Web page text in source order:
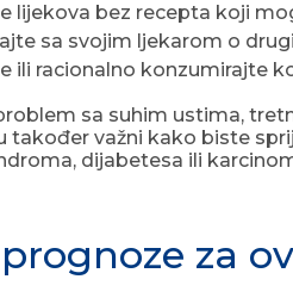
lijekova bez recepta koji
sa svojim ljekarom o
ili racionalno konzumirajte
sa suhim ustima,
također važni kako biste
dijabetesa ili
za